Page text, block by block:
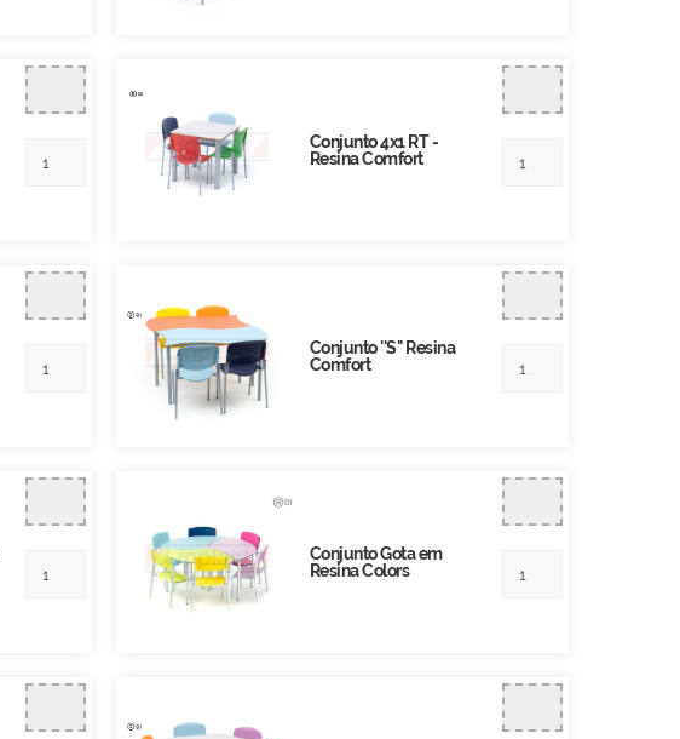
Conjunto 4x1 RT -
Resina Comfort
Conjunto ''S'' Resina
Comfort
Conjunto Gota em
Resina Colors